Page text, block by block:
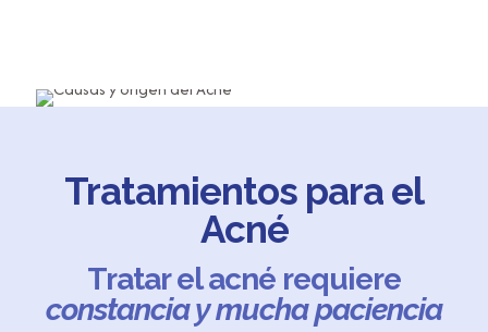
Tratamientos para el
Acné
Tratar el acné requiere
constancia y mucha paciencia